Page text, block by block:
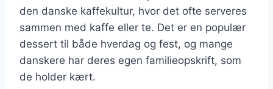
den danske kaffekultur, hvor det ofte serveres
sammen med kaffe eller te. Det er en populær
dessert til både hverdag og fest, og mange
danskere har deres egen familieopskrift, som
de holder kært.